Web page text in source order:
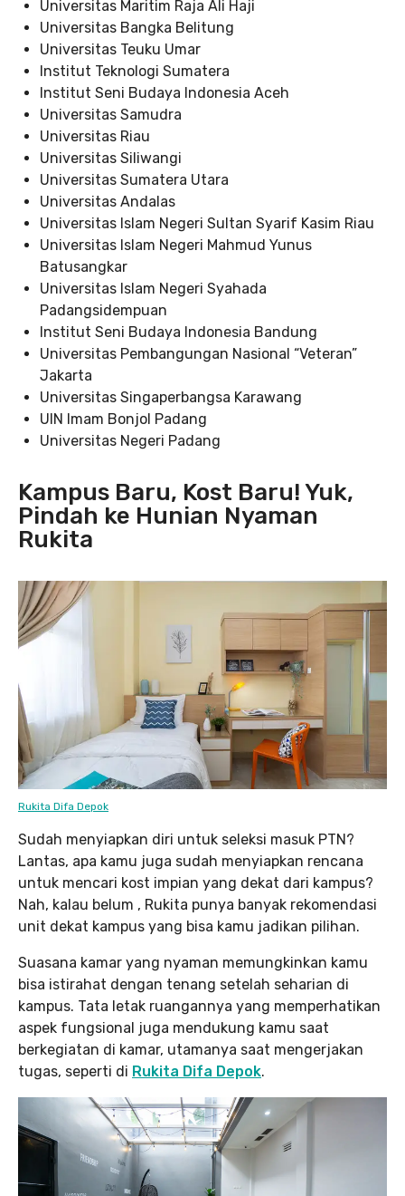
Universitas Maritim Raja Ali Haji
Universitas Bangka Belitung
Universitas Teuku Umar
Institut Teknologi Sumatera
Institut Seni Budaya Indonesia Aceh
Universitas Samudra
Universitas Riau
Universitas Siliwangi
Universitas Sumatera Utara
Universitas Andalas
Universitas Islam Negeri Sultan Syarif Kasim Riau
Universitas Islam Negeri Mahmud Yunus
Batusangkar
Universitas Islam Negeri Syahada
Padangsidempuan
Institut Seni Budaya Indonesia Bandung
Universitas Pembangungan Nasional “Veteran”
Jakarta
Universitas Singaperbangsa Karawang
UIN Imam Bonjol Padang
Universitas Negeri Padang
Kampus Baru, Kost Baru! Yuk,
Pindah ke Hunian Nyaman
Rukita
Rukita Difa Depok
Sudah menyiapkan diri untuk seleksi masuk PTN?
Lantas, apa kamu juga sudah menyiapkan rencana
untuk mencari kost impian yang dekat dari kampus?
Nah, kalau belum , Rukita punya banyak rekomendasi
unit dekat kampus yang bisa kamu jadikan pilihan.
Suasana kamar yang nyaman memungkinkan kamu
bisa istirahat dengan tenang setelah seharian di
kampus. Tata letak ruangannya yang memperhatikan
aspek fungsional juga mendukung kamu saat
berkegiatan di kamar, utamanya saat mengerjakan
tugas, seperti di Rukita Difa Depok.